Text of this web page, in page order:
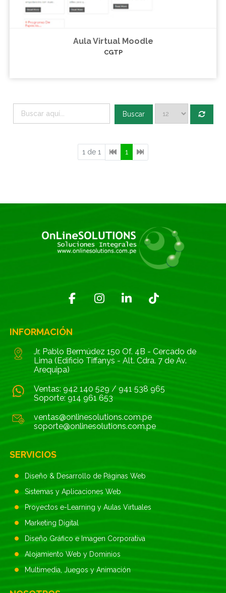
Aula Virtual Moodle
CGTP
Buscar
1 de 1 1
INFORMACIÓN
Jr. Pablo Bermúdez 150 Of. 4B - Cercado de
Lima (Edificio Tiffanys - Alt. Cdra. 7 de Av.
Arequipa)
Ventas: 942 140 529 / 941 538 965
Soporte: 914 961 653
ventas@onlinesolutions.com.pe
soporte@onlinesolutions.com.pe
SERVICIOS
Diseño & Desarrollo de Páginas Web
Sistemas y Aplicaciones Web
Proyectos e-Learning y Aulas Virtuales
Marketing Digital
Diseño Gráfico e Imagen Corporativa
Alojamiento Web y Dominios
Multimedia, Juegos y Animación